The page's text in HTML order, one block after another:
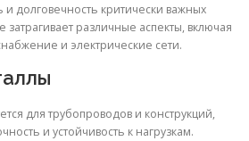
долговечность критически важных
затрагивает различные аспекты, включая
и электрические сети.
для трубопроводов и конструкций,
и устойчивость к нагрузкам.